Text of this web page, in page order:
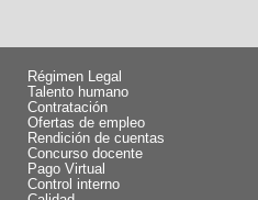
Régimen Legal
Talento humano
Contratación
Ofertas de empleo
Rendición de cuentas
Concurso docente
Pago Virtual
Control interno